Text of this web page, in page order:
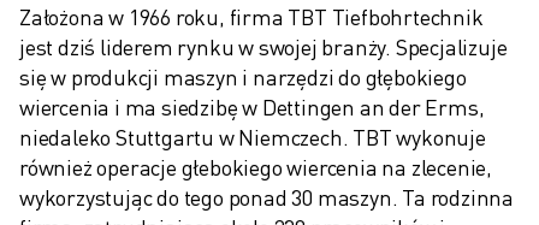
Założona w 1966 roku, firma TBT Tiefbohrtechnik
jest dziś liderem rynku w swojej branży. Specjalizuje
się w produkcji maszyn i narzędzi do głębokiego
wiercenia i ma siedzibę w Dettingen an der Erms,
niedaleko Stuttgartu w Niemczech. TBT wykonuje
również operacje głebokiego wiercenia na zlecenie,
wykorzystując do tego ponad 30 maszyn. Ta rodzinna